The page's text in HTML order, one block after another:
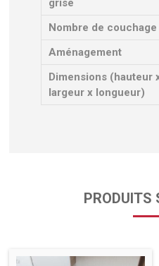
grise
Nombre de couchage
Aménagement
Dimensions (hauteur
largeur x longueur)
PRODUITS